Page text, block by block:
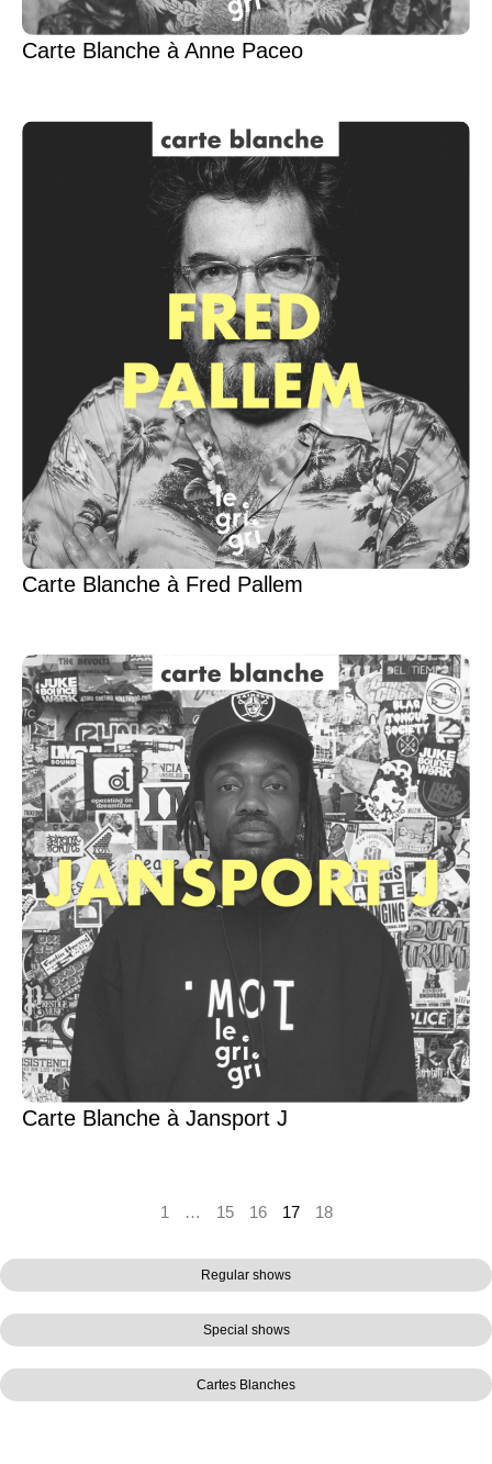
Regular shows
Special shows
Cartes Blanches
Carte Blanche à Anne Paceo
Carte Blanche à Fred Pallem
Carte Blanche à Jansport J
1 … 15 16 17 18